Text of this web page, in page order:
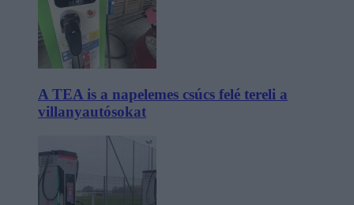
A TEA is a napelemes csúcs felé tereli a
villanyautósokat